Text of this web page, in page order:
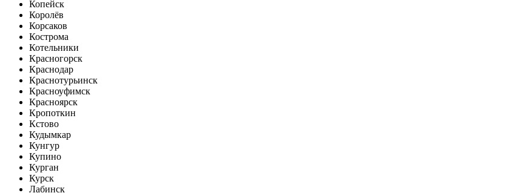
Копейск
Королёв
Корсаков
Кострома
Котельники
Красногорск
Краснодар
Краснотурьинск
Красноуфимск
Красноярск
Кропоткин
Кстово
Кудымкар
Кунгур
Купино
Курган
Курск
Лабинск